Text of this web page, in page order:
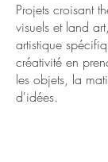
Projets croisant
visuels et land
artistique
créativité en
les objets, la
d'idées.